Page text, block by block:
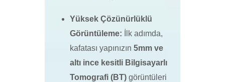
Yüksek Çözünürlüklü
Görüntüleme: İlk adımda,
kafatası yapınızın 5mm ve
altı ince kesitli Bilgisayarlı
Tomografi (BT) görüntüleri